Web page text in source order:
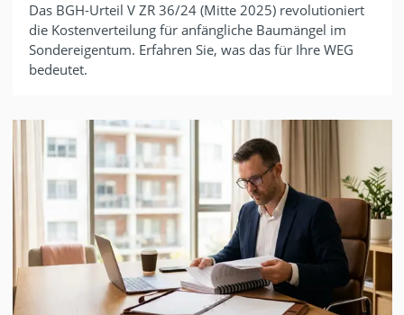
Das BGH-Urteil V ZR 36/24 (Mitte 2025) revolutioniert
die Kostenverteilung für anfängliche Baumängel im
Sondereigentum. Erfahren Sie, was das für Ihre WEG
bedeutet.